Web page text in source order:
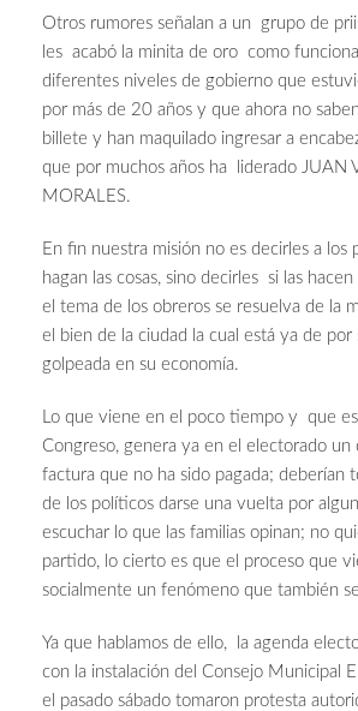
Otros rumores señalan a un grupo de
les acabó la minita de oro como
diferentes niveles de gobierno que
por más de 20 años y que ahora no
billete y han maquilado ingresar a
que por muchos años ha liderado JUAN
MORALES.
En fin nuestra misión no es decirles a los
hagan las cosas, sino decirles si las
el tema de los obreros se resuelva de la
el bien de la ciudad la cual está ya de por
golpeada en su economía.
Lo que viene en el poco tiempo y que es
Congreso, genera ya en el electorado un
factura que no ha sido pagada; deberían
de los políticos darse una vuelta por
escuchar lo que las familias opinan; no
partido, lo cierto es que el proceso que
socialmente un fenómeno que también
Ya que hablamos de ello, la agenda
con la instalación del Consejo Municipal
el pasado sábado tomaron protesta